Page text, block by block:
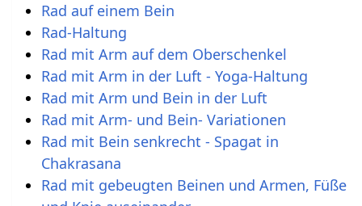
Rad auf einem Bein
Rad-Haltung
Rad mit Arm auf dem Oberschenkel
Rad mit Arm in der Luft - Yoga-Haltung
Rad mit Arm und Bein in der Luft
Rad mit Arm- und Bein- Variationen
Rad mit Bein senkrecht - Spagat in
Chakrasana
Rad mit gebeugten Beinen und Armen, Füße